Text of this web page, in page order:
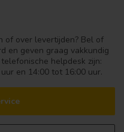
of over levertijden? Bel of
en geven graag vakkundig
helpdesk zijn:
en 14:00 tot 16:00 uur.